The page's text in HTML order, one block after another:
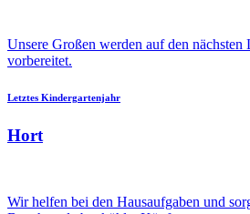
Unsere Großen werden auf den nächsten
vorbereitet.
Letztes Kindergartenjahr
Hort
Wir helfen bei den Hausaufgaben und